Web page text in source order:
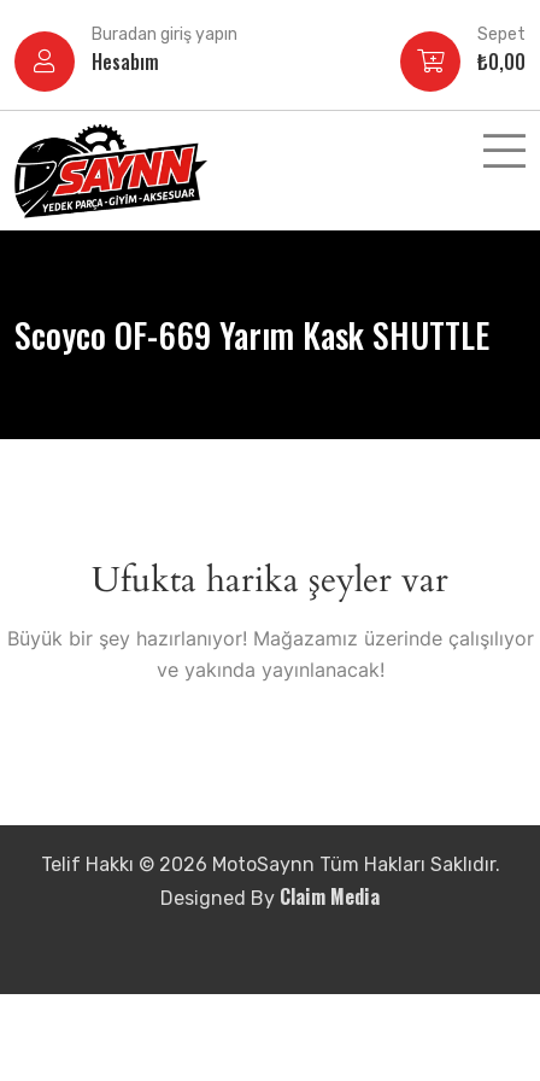
atla
Buradan giriş yapın
Hesabım
Sepet
₺0,00
Scoyco OF-669 Yarım Kask SHUTTLE
Ufukta harika şeyler var
Büyük bir şey hazırlanıyor! Mağazamız üzerinde çalışılıyor
ve yakında yayınlanacak!
Telif Hakkı © 2026 MotoSaynn Tüm Hakları Saklıdır.
Designed By Claim Media